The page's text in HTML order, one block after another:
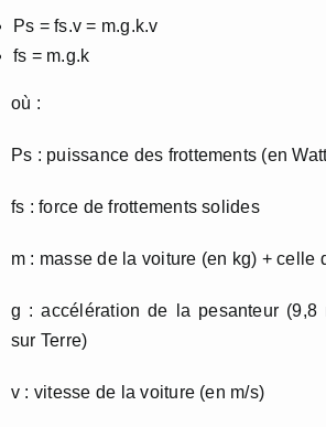
Ps = fs.v = m.g.k.v
fs = m.g.k
où :
Ps : puissance des frottements (en
fs : force de frottements solides
m : masse de la voiture (en kg) + celle
g : accélération de la pesanteur (9,8
sur Terre)
v : vitesse de la voiture (en m/s)